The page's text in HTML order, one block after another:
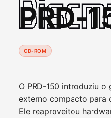
PRD-
CD-ROM
O PRD-150 introduziu
externo compacto para
Ele reaproveitou